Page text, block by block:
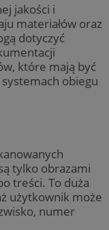
jakości i
materiałów oraz
dotyczyć
które mają być
obiegu
tylko obrazami
treści. To duża
użytkownik może
numer